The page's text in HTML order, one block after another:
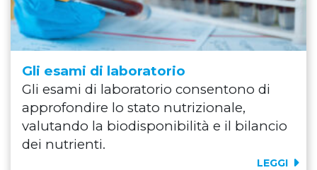
Gli esami di laboratorio
Gli esami di laboratorio consentono di
approfondire lo stato nutrizionale,
valutando la biodisponibilità e il bilancio
dei nutrienti.
LEGGI